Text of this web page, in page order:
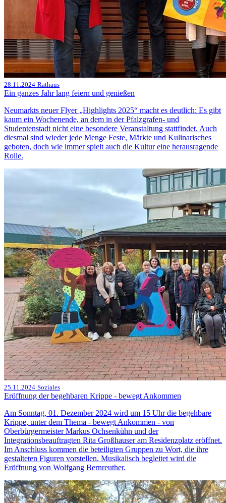
28.11.2024 Rathaus
Ein ganzes Jahr lang feiern und genießen
Neumarkts neuer Flyer „Highlights 2025“ macht es deutlich: Es gibt
kaum ein Wochenende, an dem in der Pfalzgrafen- und
Studentenstadt nicht eine besondere Veranstaltung stattfindet. Auch
diesmal sind wieder jede Menge Feste, Märkte und Kulinarisches
geboten, doch wie immer spielt auch die Kultur eine herausragende
Rolle.
25.11.2024 Soziales
Eröffnung der begehbaren Krippe - bewegt Ankommen
Am Sonntag, 01. Dezember 2024 wird um 15 Uhr die begehbare
Krippe, unter dem Thema - bewegt Ankommen - von
Oberbürgermeister Markus Ochsenkühn und der
Integrationsbeauftragten Rita Großhauser am Residenzplatz eröffnet.
Im Anschluss kommen die beteiligten Gruppen zu Wort, die ihre
gestalteten Figuren vorstellen. Musikalisch begleitet wird die
Eröffnung von Wolfgang Bernreuther.